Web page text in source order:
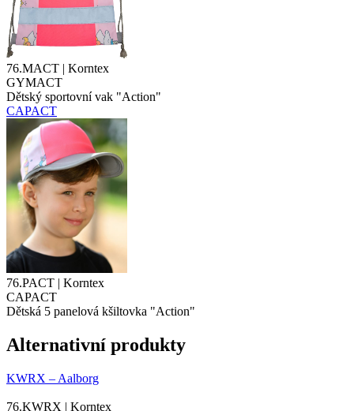
76.MACT | Korntex
GYMACT
Dětský sportovní vak "Action"
CAPACT
76.PACT | Korntex
CAPACT
Dětská 5 panelová kšiltovka "Action"
Alternativní produkty
KWRX – Aalborg
76.KWRX | Korntex